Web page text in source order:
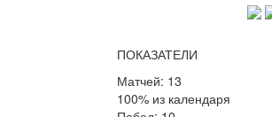
ПОКАЗАТЕЛИ
Матчей: 13
100% из календаря